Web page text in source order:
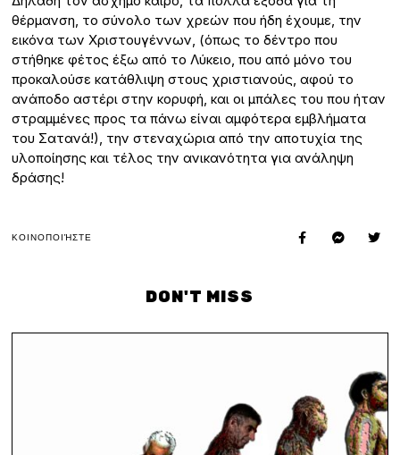
θέρμανση, το σύνολο των χρεών που ήδη έχουμε, την
εικόνα των Χριστουγέννων, (όπως το δέντρο που
στήθηκε φέτος έξω από το Λύκειο, που από μόνο του
προκαλούσε κατάθλιψη στους χριστιανούς, αφού το
ανάποδο αστέρι στην κορυφή, και οι μπάλες του που ήταν
στραμμένες προς τα πάνω είναι αμφότερα εμβλήματα
του Σατανά!), την στεναχώρια από την αποτυχία της
υλοποίησης και τέλος την ανικανότητα για ανάληψη
δράσης!
ΚΟΙΝΟΠΟΙΉΣΤΕ
DON'T MISS